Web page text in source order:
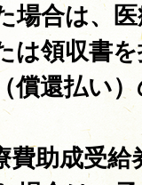
場合は、
は領収書
償還払い
費助成受